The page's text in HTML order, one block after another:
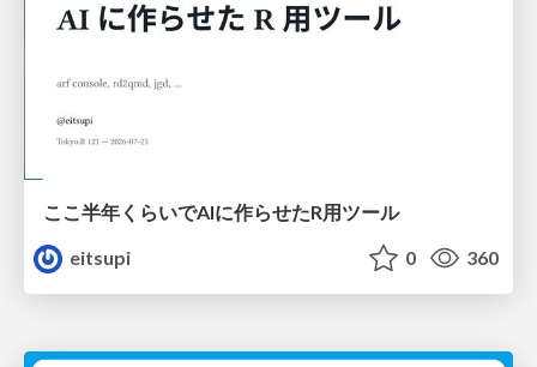
ここ半年くらいでAIに作らせたR用ツール
eitsupi
0 360